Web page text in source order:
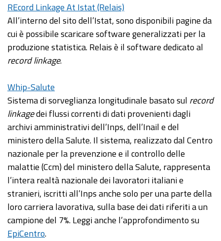
REcord Linkage At Istat (Relais)
All’interno del sito dell’Istat, sono disponibili pagine da
cui è possibile scaricare software generalizzati per la
produzione statistica. Relais è il software dedicato al
record linkage.
Whip-Salute
Sistema di sorveglianza longitudinale basato sul record
linkagedei flussi correnti di dati provenienti dagli
archivi amministrativi dell’Inps, dell’Inail e del
ministero della Salute. Il sistema, realizzato dal Centro
nazionale per la prevenzione e il controllo delle
malattie (Ccm) del ministero della Salute, rappresenta
l’intera realtà nazionale dei lavoratori italiani e
stranieri, iscritti all’Inps anche solo per una parte della
loro carriera lavorativa, sulla base dei dati riferiti a un
campione del 7%. Leggi anche l’approfondimento su
EpiCentro.